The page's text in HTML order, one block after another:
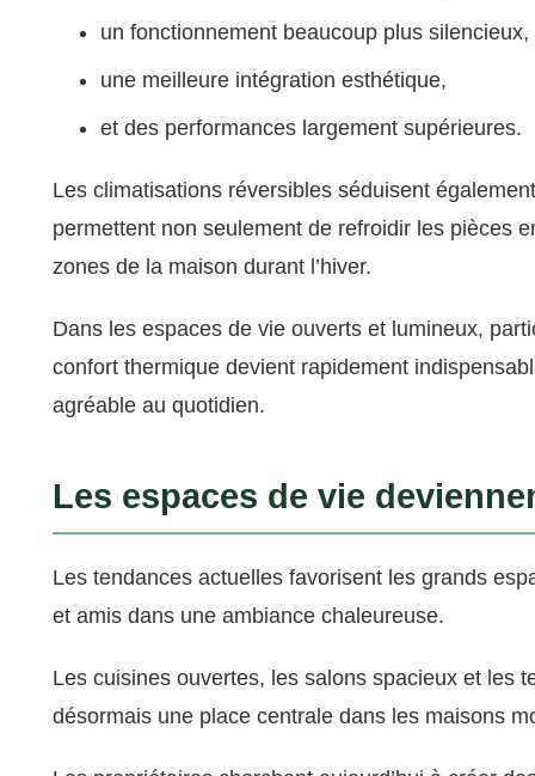
un fonctionnement beaucoup plus silencieux,
une meilleure intégration esthétique,
et des performances largement supérieures.
Les climatisations réversibles séduisent
permettent non seulement de refroidir les pièces
zones de la maison durant l’hiver.
Dans les espaces de vie ouverts et lumineux,
confort thermique devient rapidement
agréable au quotidien.
Les espaces de vie
Les tendances actuelles favorisent les grands
et amis dans une ambiance chaleureuse.
Les cuisines ouvertes, les salons spacieux et les
désormais une place centrale dans les maisons